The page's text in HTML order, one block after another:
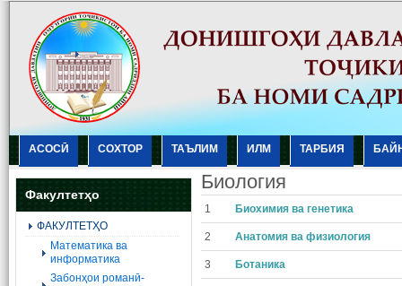
АСОСӢ СОХТОР ТАЪЛИМ ИЛМ ТАРБИЯ
Факултетҳо
ФАКУЛТЕТҲО
Mатематика ва
информатика
Забонҳои романӣ-
Биология
1 Биохимия ва генетика
2 Анатомия ва физиология
3 Ботаника